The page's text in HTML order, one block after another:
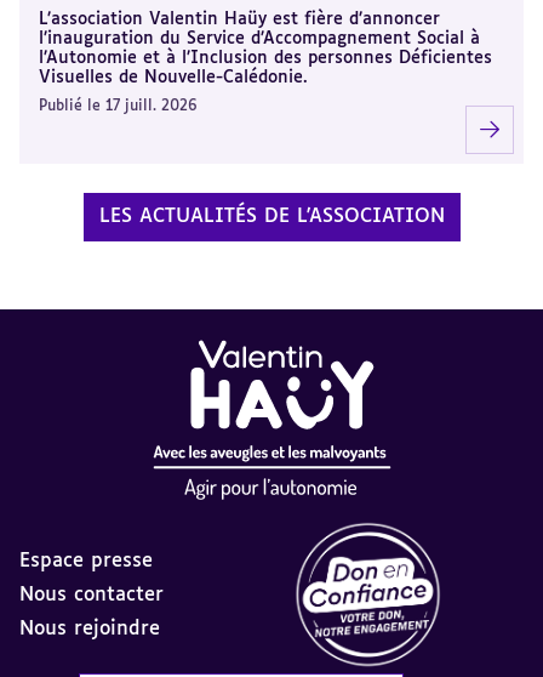
L’association Valentin Haüy est fière d’annoncer
l’inauguration du Service d’Accompagnement Social à
l’Autonomie et à l’Inclusion des personnes Déficientes
Visuelles de Nouvelle-Calédonie.
Publié le 17 juill. 2026
LES ACTUALITÉS DE L'ASSOCIATION
Espace presse
Nous contacter
Nous rejoindre